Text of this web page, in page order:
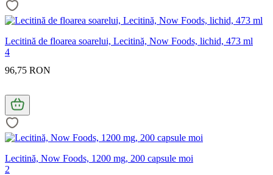
Lecitină de floarea soarelui, Lecitină, Now Foods, lichid, 473 ml
4
96,75 RON
Lecitină, Now Foods, 1200 mg, 200 capsule moi
2